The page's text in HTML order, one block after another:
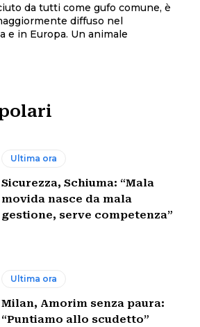
da tutti come gufo comune, è
diffuso nel
e in Europa. Un animale
Ultima ora
Sicurezza, Schiuma: “Mala
movida nasce da mala
gestione, serve competenza”
Ultima ora
Milan, Amorim senza paura:
“Puntiamo allo scudetto”